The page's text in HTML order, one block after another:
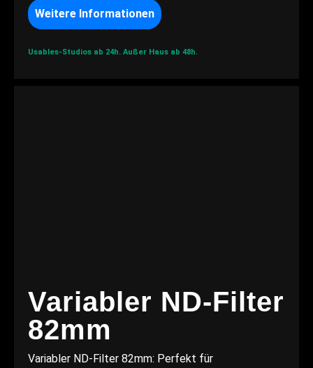
Weitere Informationen
Usables-Studios ab 24h. Außer Haus ab 48h.
Variabler ND-Filter
82mm
Variabler ND-Filter 82mm: Perfekt für